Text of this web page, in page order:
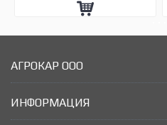
АГРОКАР ООО
ИНФОРМАЦИЯ